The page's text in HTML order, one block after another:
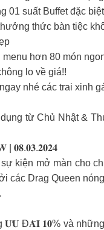
01 suất Buffet đặc
thức bàn tiệc
hơn 80 món
lo về giá!!
nhé các trai xinh
từ Chủ Nhật &
𝟎𝟖.𝟎𝟑.𝟐𝟎𝟐𝟒
kiện mở màn cho
các Drag Queen
𝐔̛𝐔 Đ𝐀̃𝐈 𝟏𝟎% và